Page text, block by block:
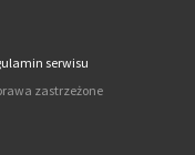
serwisu
zastrzeżone